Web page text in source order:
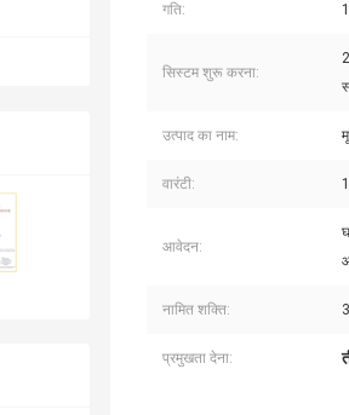
गति:
सिस्टम शुरू करना:
उत्पाद का नाम:
वारंटी:
आवेदन:
नामित शक्ति:
प्रमुखता देना: